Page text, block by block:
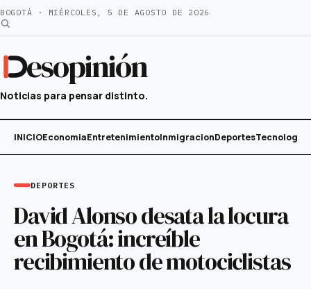
Saltar
al
BOGOTÁ · MIÉRCOLES, 5 DE AGOSTO DE 2026
esopinión
Noticias para pensar distinto.
INICIOEconomiaEntretenimientoInmigracionDeportesTecnología
DEPORTES
David Alonso desata la locura
en Bogotá: increíble
recibimiento de motociclistas